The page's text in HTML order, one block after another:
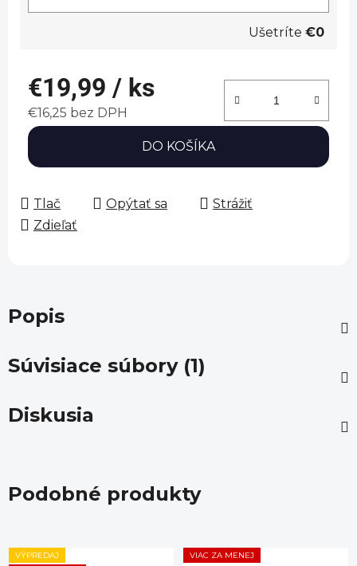
Ušetríte €0
€19,99 / ks
€16,25 bez DPH
Jednotková cena:
DO KOŠÍKA
Tlač Opýtať sa
Strážiť
Zdieľať
Popis
Súvisiace súbory (1)
Diskusia
Podobné produkty
VÝPREDAJ VIAC ZA MENEJ